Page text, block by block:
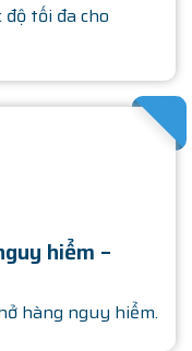
tối đa cho
hiểm –
hàng nguy hiểm.